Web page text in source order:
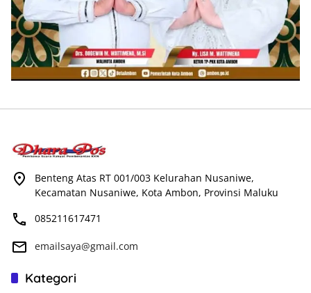
Benteng Atas RT 001/003 Kelurahan Nusaniwe,
Kecamatan Nusaniwe, Kota Ambon, Provinsi Maluku
085211617471
emailsaya@gmail.com
Kategori